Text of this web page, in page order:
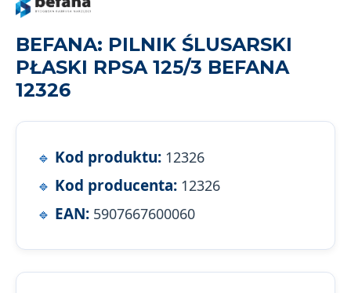
BEFANA: PILNIK ŚLUSARSKI
PŁASKI RPSA 125/3 BEFANA
12326
Kod produktu: 12326
Kod producenta: 12326
EAN: 5907667600060